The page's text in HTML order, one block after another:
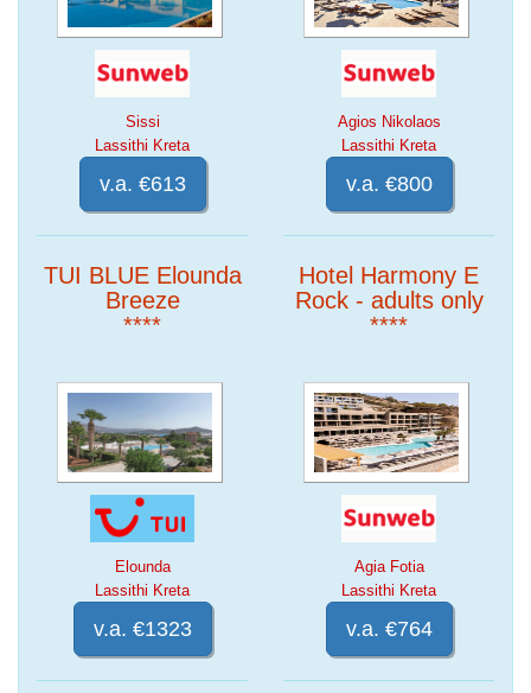
Sissi
Lassithi Kreta
v.a. €613
Agios Nikolaos
Lassithi Kreta
v.a. €800
TUI BLUE Elounda
Breeze
****
Elounda
Lassithi Kreta
v.a. €1323
Hotel Harmony E
Rock - adults only
****
Agia Fotia
Lassithi Kreta
v.a. €764